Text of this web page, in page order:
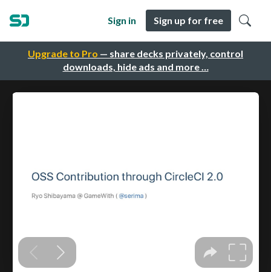
Upgrade to Pro — share decks privately, control
downloads, hide ads and more …
Sign in Sign up for free